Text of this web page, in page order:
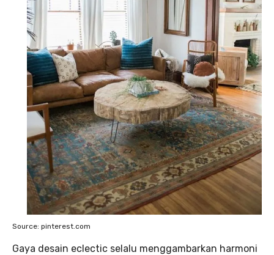
Source: pinterest.com
Gaya desain eclectic selalu menggambarkan harmoni